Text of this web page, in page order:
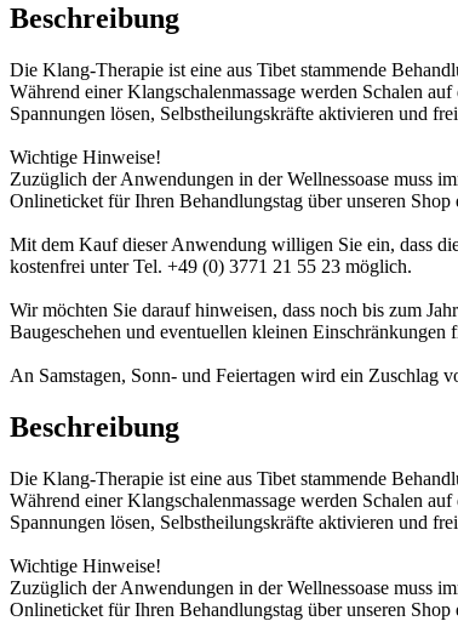
Beschreibung
Die Klang-Therapie ist eine aus Tibet stammende
Während einer Klangschalenmassage werden Schalen
Spannungen lösen, Selbstheilungskräfte aktivieren und
Wichtige Hinweise!
Zuzüglich der Anwendungen in der Wellnessoase muss
Onlineticket für Ihren Behandlungstag über unseren Shop
Mit dem Kauf dieser Anwendung willigen Sie ein, dass
kostenfrei unter Tel. +49 (0) 3771 21 55 23 möglich.
Wir möchten Sie darauf hinweisen, dass noch bis zum
Baugeschehen und eventuellen kleinen
An Samstagen, Sonn- und Feiertagen wird ein Zuschlag
Beschreibung
Die Klang-Therapie ist eine aus Tibet stammende
Während einer Klangschalenmassage werden Schalen
Spannungen lösen, Selbstheilungskräfte aktivieren und
Wichtige Hinweise!
Zuzüglich der Anwendungen in der Wellnessoase muss
Onlineticket für Ihren Behandlungstag über unseren Shop